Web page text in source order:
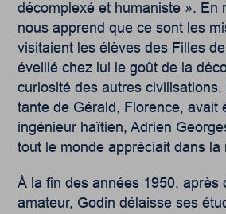
décomplexé et humaniste ». En
nous apprend que ce sont les
visitaient les élèves des Filles
éveillé chez lui le goût de la
curiosité des autres civilisations.
tante de Gérald, Florence, avait
ingénieur haïtien, Adrien
tout le monde appréciait dans la
À la fin des années 1950, après
amateur, Godin délaisse ses